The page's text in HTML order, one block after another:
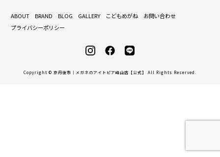
ABOUT BRAND BLOG GALLERY こどもめがね
お問い合わせ
プライバシーポリシー
Copyright © 京丹後市｜メガネのアイトピア峰山店【公式】 All Rights Reserved.